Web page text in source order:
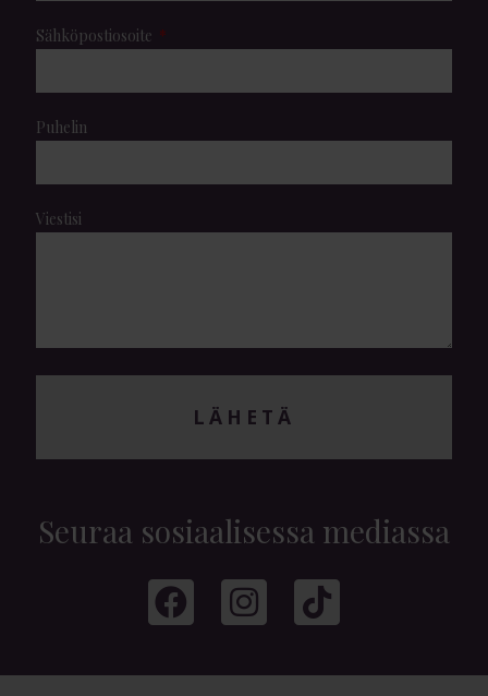
Sähköpostiosoite
Puhelin
Viestisi
LÄHETÄ
Seuraa sosiaalisessa mediassa